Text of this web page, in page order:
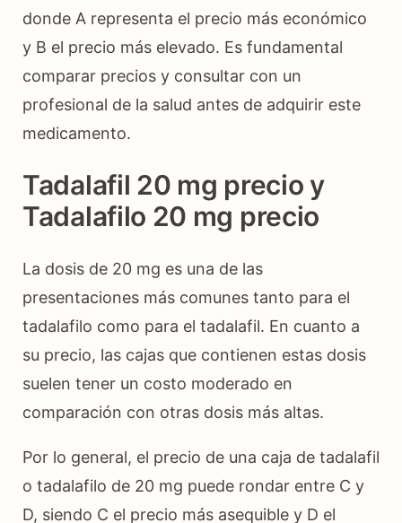
donde A representa el precio más económico
y B el precio más elevado. Es fundamental
comparar precios y consultar con un
profesional de la salud antes de adquirir este
medicamento.
Tadalafil 20 mg precio y
Tadalafilo 20 mg precio
La dosis de 20 mg es una de las
presentaciones más comunes tanto para el
tadalafilo como para el tadalafil. En cuanto a
su precio, las cajas que contienen estas dosis
suelen tener un costo moderado en
comparación con otras dosis más altas.
Por lo general, el precio de una caja de tadalafil
o tadalafilo de 20 mg puede rondar entre C y
D, siendo C el precio más asequible y D el